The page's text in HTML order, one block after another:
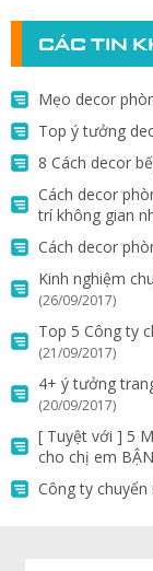
CÁC TIN
Mẹo decor
Top ý tưởng
8 Cách decor
Cách decor
trí không gian
Cách decor
Kinh nghiệm
(26/09/2017)
Top 5 Công ty
(21/09/2017)
4+ ý tưởng
(20/09/2017)
[ Tuyệt với ] 5
cho chị em
Công ty